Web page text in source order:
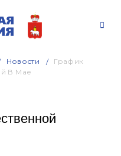
Новости
График
В Мае